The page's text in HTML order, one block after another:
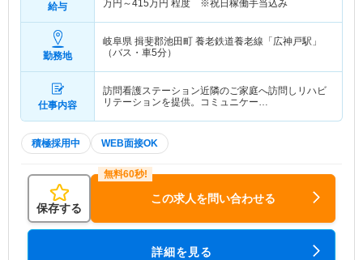
給与
万円～415万円 程度 ※祝日稼働手当込み
勤務地
岐阜県 揖斐郡池田町 養老鉄道養老線「広神戸駅」
（バス・車5分）
仕事内容
訪問看護ステーション近隣のご家庭へ訪問しリハビ
リテーションを提供。コミュニケー…
積極採用中 WEB面接OK
保存する
この求人を問い合わせる
詳細を見る